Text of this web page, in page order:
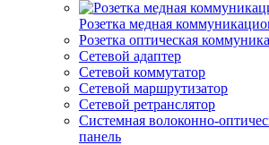
Розетка медная
Розетка оптическая
Сетевой адаптер
Сетевой коммутатор
Сетевой маршрутизатор
Сетевой ретранслятор
Системная волоконно-
панель